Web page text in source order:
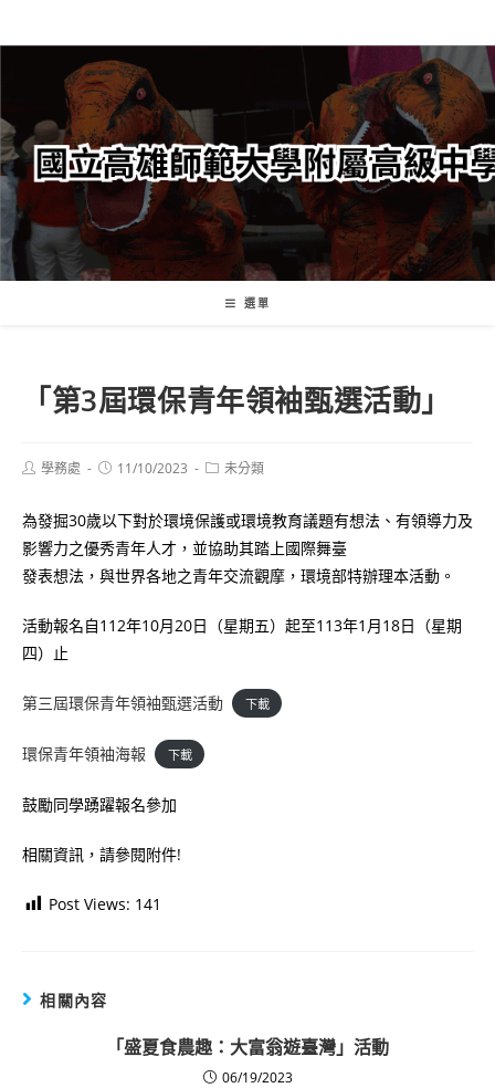
轉
要
內
容
選單
「第3屆環保青年領袖甄選活動」
Post學務處
Post11/10/2023
Post未分類
為發掘30歲以下對於環境保護或環境教育議題有想法、有領導力及
影響力之優秀青年人才，並協助其踏上國際舞臺
發表想法，與世界各地之青年交流觀摩，環境部特辦理本活動。
活動報名自112年10月20日（星期五）起至113年1月18日（星期
四）止
第三屆環保青年領袖甄選活動 下載
環保青年領袖海報 下載
鼓勵同學踴躍報名參加
相關資訊，請參閱附件!
Post Views: 141
相關內容
「盛夏食農趣：大富翁遊臺灣」活動
06/19/2023